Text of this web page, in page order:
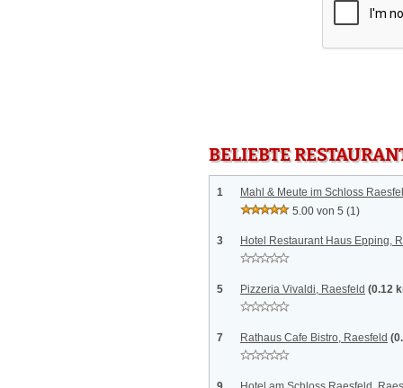
BELIEBTE
1
Mahl & Meute im Schloss
5.00 von 5 (1)
3 Hotel Restaurant Haus Epping,
5 Pizzeria Vivaldi, Raesfeld (0.12
7 Rathaus Cafe Bistro, Raesfeld